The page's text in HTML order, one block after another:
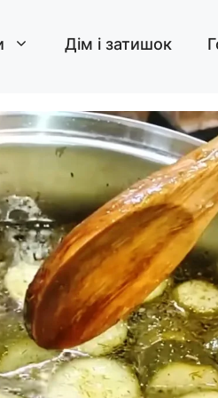
Дім і затишок